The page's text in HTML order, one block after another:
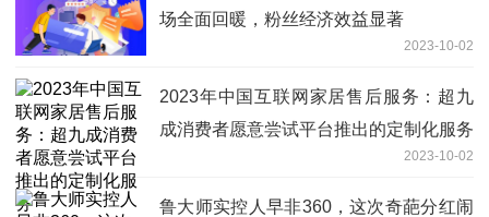
场全面回暖，粉丝经济效益显著
2023-10-02
2023年中国互联网家居售后服务：超九
成消费者愿意尝试平台推出的定制化服务
2023-10-02
鲁大师实控人早非360，这次奇葩分红闹